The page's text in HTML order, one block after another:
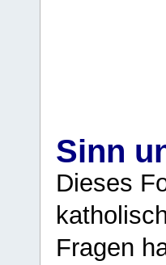
Sinn
Dieses
Fragen